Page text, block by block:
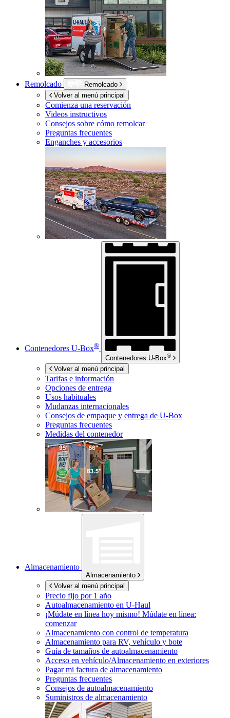
Remolcado
Remolcado
Volver al menú principal
Comienza una reservación
Videos instructivos
Consejos sobre cómo remolcar
Preguntas frecuentes
Enganches y accesorios
Contenedores U-Box®
Contenedores U-Box®
Volver al menú principal
Tarifas e información
Opciones de entrega
Usos habituales
Mudanzas internacionales
Consejos de empaque y entrega de U-Box
Preguntas frecuentes
Medidas del contenedor
Almacenamiento
Almacenamiento
Volver al menú principal
Precio fijo por 1 año
Autoalmacenamiento en U-Haul
¡Múdate en línea hoy mismo! Múdate en línea:
comenzar
Almacenamiento con control de temperatura
Almacenamiento para RV, vehículo y bote
Guía de tamaños de autoalmacenamiento
Acceso en vehículo/Almacenamiento en exteriores
Pagar mi factura de almacenamiento
Preguntas frecuentes
Consejos de autoalmacenamiento
Suministros de almacenamiento